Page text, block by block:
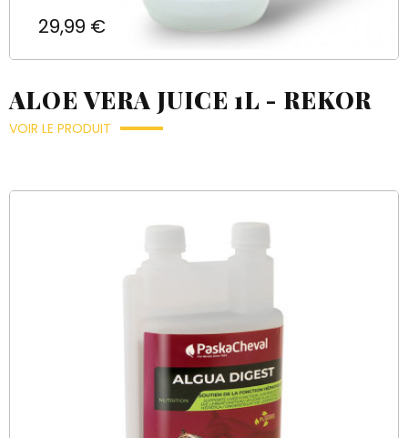
Prix
29,99 €
ALOE VERA JUICE 1L - REKOR
VOIR LE PRODUIT